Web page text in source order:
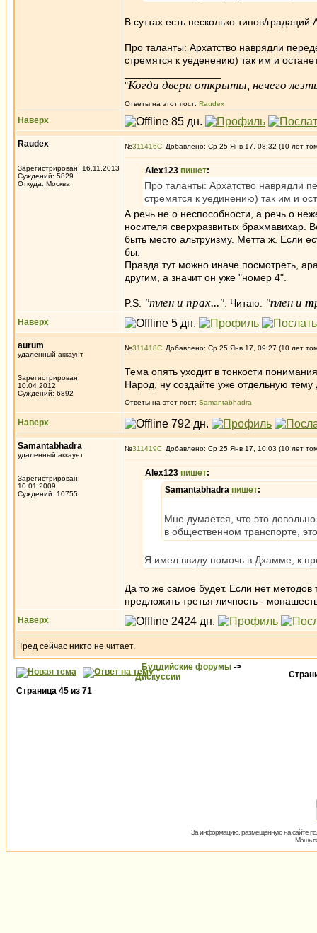
В суттах есть несколько типов/
Про таланты: Архатство наврядли
стремятся к уеденению) так им и
"Когда двери открыты, нечего
Ответы на этот пост: Raudex
Наверх
Raudex
Зарегистрирован: 16.11.2013
Суждений: 5829
Откуда: Москва
№311416 Добавлено: Ср 25 Янв 17, 08:32 (10 лет
Alex123 пишет:
Про таланты: Архатство наврядли
стремятся к уединению) так им и
А речь не о неспособности, а речь о
носителя сверхразвитых брахмавихар.
быть место альтруизму. Метта ж. Если
бы.
Правда тут можно иначе посмотреть,
другим, а значит он уже "номер 4".
P.S. "тлен и прах..." . Читаю: "плен и т
Наверх
aurum
удаленный аккаунт
Зарегистрирован:
10.04.2012
Суждений: 6892
№311418 Добавлено: Ср 25 Янв 17, 09:27 (10 лет
Тема опять уходит в тонкости
Народ, ну создайте уже отдельную тему
Ответы на этот пост: Samantabhadra
Наверх
Samantabhadra
удаленный аккаунт
Зарегистрирован:
10.01.2009
Суждений: 10755
№311419 Добавлено: Ср 25 Янв 17, 10:03 (10 лет
Alex123 пишет:
Samantabhadra пишет:
Мне думается, что это
в общественном транспорте,
Я имел ввиду помочь в Дхамме, к
Да то же самое будет. Если нет
предложить третья личность -
Наверх
Тред сейчас никто не читает.
Буддийские форумы ->
Дискуссии
Страница 45 из 71
За информацию, размещённую на сайте
Мощь